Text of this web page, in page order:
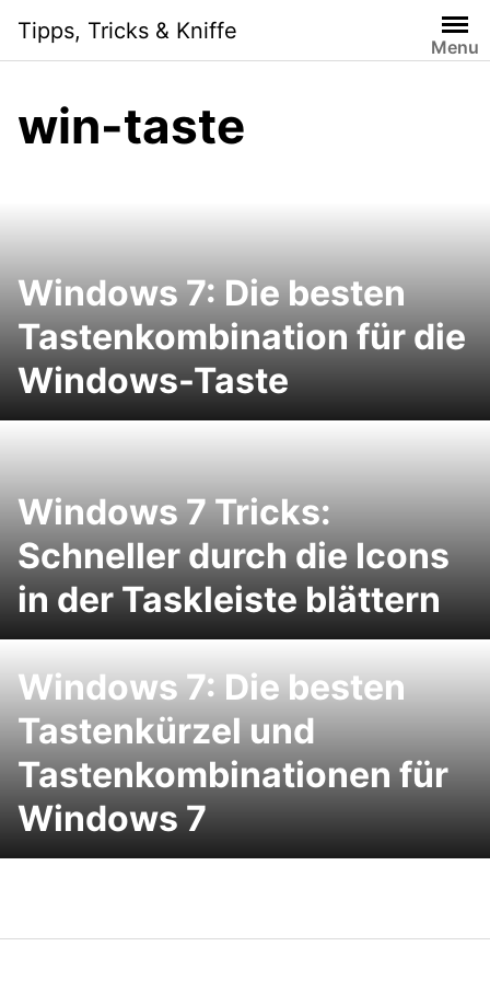
content
Tipps, Tricks & Kniffe
Menu
win-taste
Windows 7: Die besten
Tastenkombination für die
Windows-Taste
Windows 7 Tricks:
Schneller durch die Icons
in der Taskleiste blättern
Windows 7: Die besten
Tastenkürzel und
Tastenkombinationen für
Windows 7